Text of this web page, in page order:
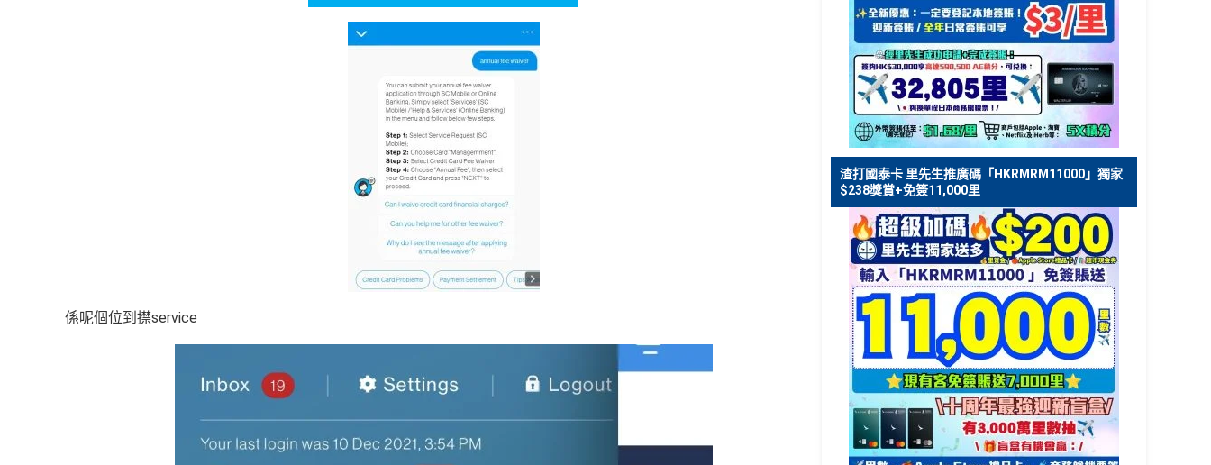
係呢個位到㩒service
渣打國泰卡 里先生推廣碼「HKRMRM11000」獨家
$238獎賞+免簽11,000里